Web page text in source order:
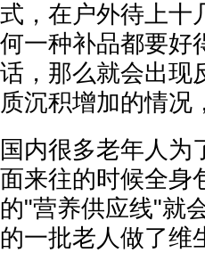
式，在户外待上十
何一种补品都要好
话，那么就会出现
质沉积增加的情况
国内很多老年人为
面来往的时候全身
的"营养供应线"就
的一批老人做了维